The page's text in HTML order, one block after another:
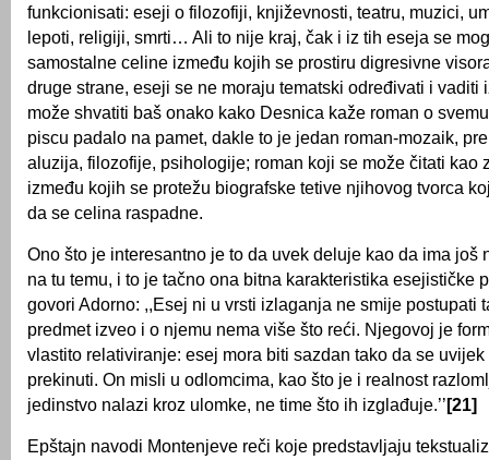
funkcionisati: eseji o filozofiji, književnosti, teatru, muzici,
lepoti, religiji, smrti… Ali to nije kraj, čak i iz tih eseja se
samostalne celine između kojih se prostiru digresivne
druge strane, eseji se ne moraju tematski određivati i vaditi
može shvatiti baš onako kako Desnica kaže roman o
piscu padalo na pamet, dakle to je jedan roman-mozaik,
aluzija, filozofije, psihologije; roman koji se može čitati kao
između kojih se protežu biografske tetive njihovog tvorca
da se celina raspadne.
Ono što je interesantno je to da uvek deluje kao da ima još
na tu temu, i to je tačno ona bitna karakteristika esejističke
govori Adorno: ,,Esej ni u vrsti izlaganja ne smije postupati
predmet izveo i o njemu nema više što reći. Njegovoj je
vlastito relativiranje: esej mora biti sazdan tako da se
prekinuti. On misli u odlomcima, kao što je i realnost
jedinstvo nalazi kroz ulomke, ne time što ih izglađuje.’’[21]
Epštajn navodi Montenjeve reči koje predstavljaju